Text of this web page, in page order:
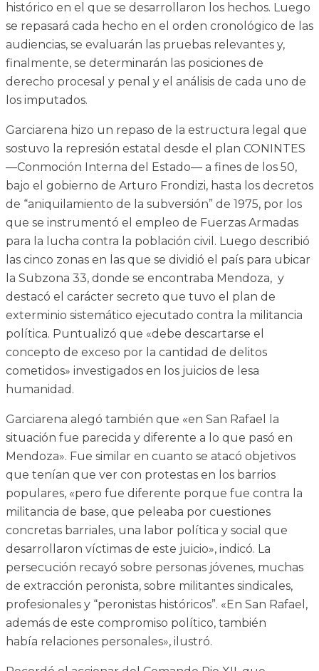
histórico en el que se desarrollaron los hechos. Luego
se repasará cada hecho en el orden cronológico de las
audiencias, se evaluarán las pruebas relevantes y,
finalmente, se determinarán las posiciones de
derecho procesal y penal y el análisis de cada uno de
los imputados.
Garciarena hizo un repaso de la estructura legal que
sostuvo la represión estatal desde el plan CONINTES
—Conmoción Interna del Estado— a fines de los 50,
bajo el gobierno de Arturo Frondizi, hasta los decretos
de “aniquilamiento de la subversión” de 1975, por los
que se instrumentó el empleo de Fuerzas Armadas
para la lucha contra la población civil. Luego describió
las cinco zonas en las que se dividió el país para ubicar
la Subzona 33, donde se encontraba Mendoza, y
destacó el carácter secreto que tuvo el plan de
exterminio sistemático ejecutado contra la militancia
política. Puntualizó que «debe descartarse el
concepto de exceso por la cantidad de delitos
cometidos» investigados en los juicios de lesa
humanidad.
Garciarena alegó también que «en San Rafael la
situación fue parecida y diferente a lo que pasó en
Mendoza». Fue similar en cuanto se atacó objetivos
que tenían que ver con protestas en los barrios
populares, «pero fue diferente porque fue contra la
militancia de base, que peleaba por cuestiones
concretas barriales, una labor política y social que
desarrollaron víctimas de este juicio», indicó. La
persecución recayó sobre personas jóvenes, muchas
de extracción peronista, sobre militantes sindicales,
profesionales y “peronistas históricos”. «En San Rafael,
además de este compromiso político, también
había relaciones personales», ilustró.